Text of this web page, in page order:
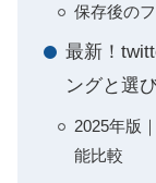
保存後の
最新！
ングと選
2025年版
能比較